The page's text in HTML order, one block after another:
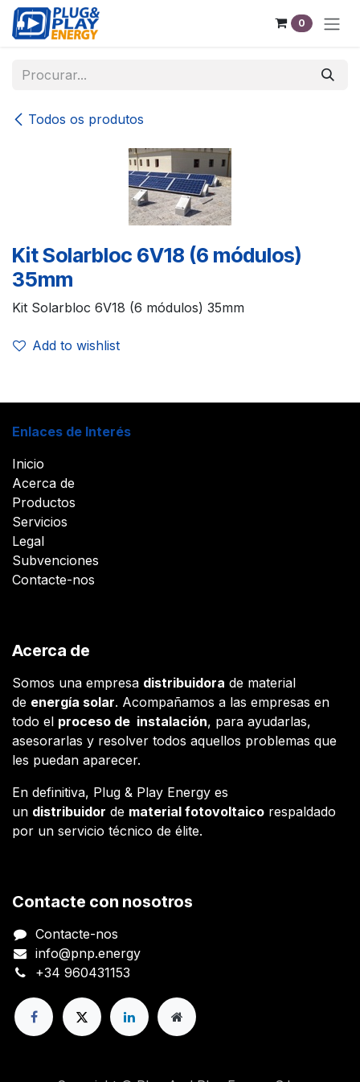
Pular para o conteúdo
0
Todos os produtos
Kit Solarbloc 6V18 (6 módulos)
35mm
Kit Solarbloc 6V18 (6 módulos) 35mm
Add to wishlist
Enlaces de Interés
Inicio
Acerca de
Productos
Servicios
Legal
Subvenciones
Contacte-nos
Acerca de
Somos una empresa distribuidora de material
de energía solar. Acompañamos a las empresas en
todo el proceso de instalación, para ayudarlas,
asesorarlas y resolver todos aquellos problemas que
les puedan aparecer.
En definitiva, Plug & Play Energy es
un distribuidor de material fotovoltaico respaldado
por un servicio técnico de élite.
Contacte con nosotros
Contacte-nos
info@pnp.energy
+34 960431153